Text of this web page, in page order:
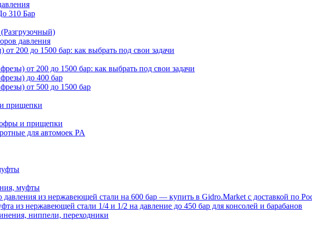
310 Бар
давления
от 200 до 1500 бар: как выбрать под свои задачи
от 200 до 1500 бар: как выбрать под свои задачи
до 400 бар
от 500 до 1500 бар
прищепки
и прищепки
для автомоек PA
муфты
давления из нержавеющей стали на 600 бар — купить в Gidro.Market с доставкой по
из нержавеющей стали 1/4 и 1/2 на давление до 450 бар для консолей и барабанов
ниппели, переходники